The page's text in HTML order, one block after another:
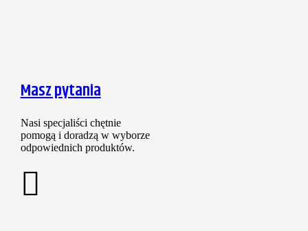
Masz pytania
Nasi specjaliści chętnie
pomogą i doradzą w wyborze
odpowiednich produktów.